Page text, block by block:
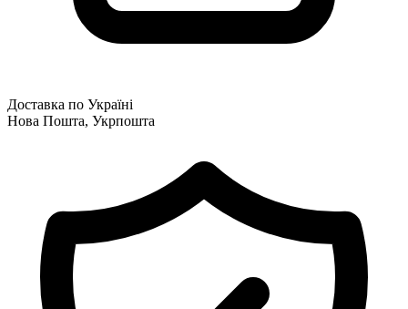
Доставка по Україні
Нова Пошта, Укрпошта